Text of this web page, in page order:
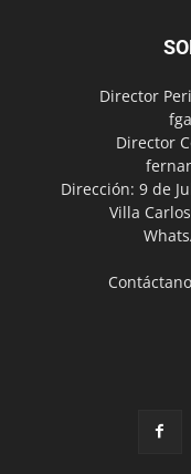
Director
Director
Dirección: 9 de
Villa